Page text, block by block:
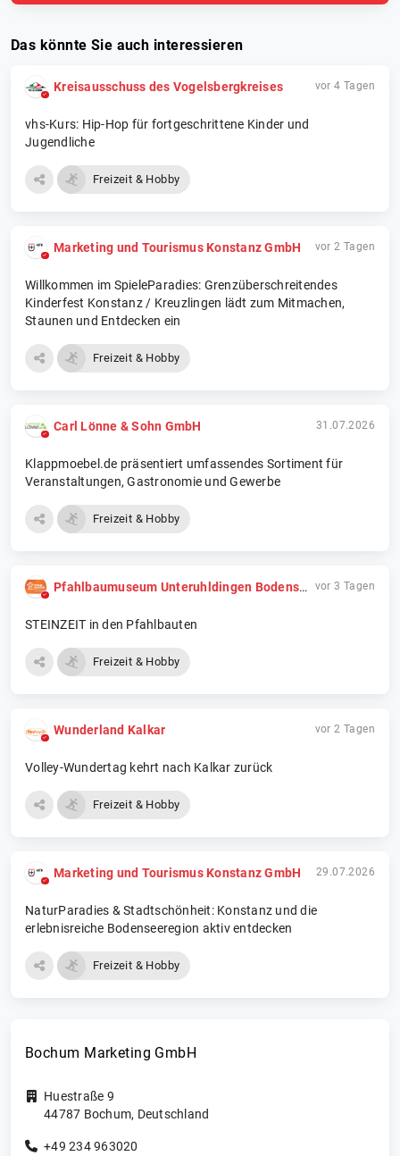
Das könnte Sie auch interessieren
Kreisausschuss des Vogelsbergkreises vor 4 Tagen
vhs-Kurs: Hip-Hop für fortgeschrittene Kinder und
Jugendliche
Freizeit & Hobby
Marketing und Tourismus Konstanz GmbH vor 2 Tagen
Willkommen im SpieleParadies: Grenzüberschreitendes
Kinderfest Konstanz / Kreuzlingen lädt zum Mitmachen,
Staunen und Entdecken ein
Freizeit & Hobby
Carl Lönne & Sohn GmbH 31.07.2026
Klappmoebel.de präsentiert umfassendes Sortiment für
Veranstaltungen, Gastronomie und Gewerbe
Freizeit & Hobby
Pfahlbaumuseum Unteruhldingen Bodensee vor 3 Tagen
STEINZEIT in den Pfahlbauten
Freizeit & Hobby
Wunderland Kalkar vor 2 Tagen
Volley-Wundertag kehrt nach Kalkar zurück
Freizeit & Hobby
Marketing und Tourismus Konstanz GmbH 29.07.2026
NaturParadies & Stadtschönheit: Konstanz und die
erlebnisreiche Bodenseeregion aktiv entdecken
Freizeit & Hobby
Bochum Marketing GmbH
Huestraße 9
44787 Bochum, Deutschland
+49 234 963020